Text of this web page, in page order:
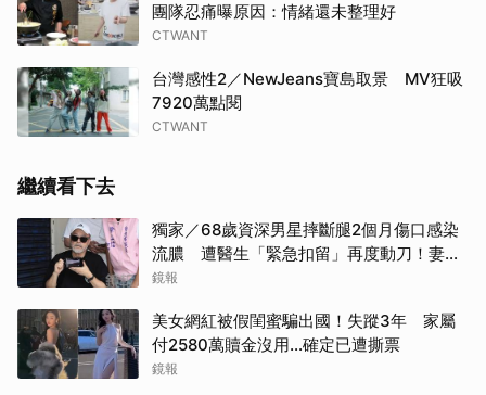
團隊忍痛曝原因：情緒還未整理好
CTWANT
台灣感性2／NewJeans寶島取景 MV狂吸
7920萬點閱
CTWANT
繼續看下去
獨家／68歲資深男星摔斷腿2個月傷口感染
流膿 遭醫生「緊急扣留」再度動刀！妻心
力交瘁曝現況
鏡報
美女網紅被假閨蜜騙出國！失蹤3年 家屬
付2580萬贖金沒用…確定已遭撕票
鏡報